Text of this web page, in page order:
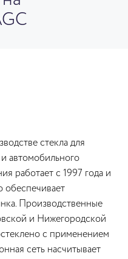
стекла для
автомобильного
работает с 1997 года и
обеспечивает
Производственные
и Нижегородской
с применением
сеть насчитывает